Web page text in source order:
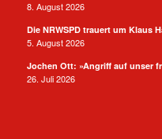
8. August 2026
Die NRWSPD trauert um Klaus
5. August 2026
Jochen Ott: »Angriff auf unser
26. Juli 2026